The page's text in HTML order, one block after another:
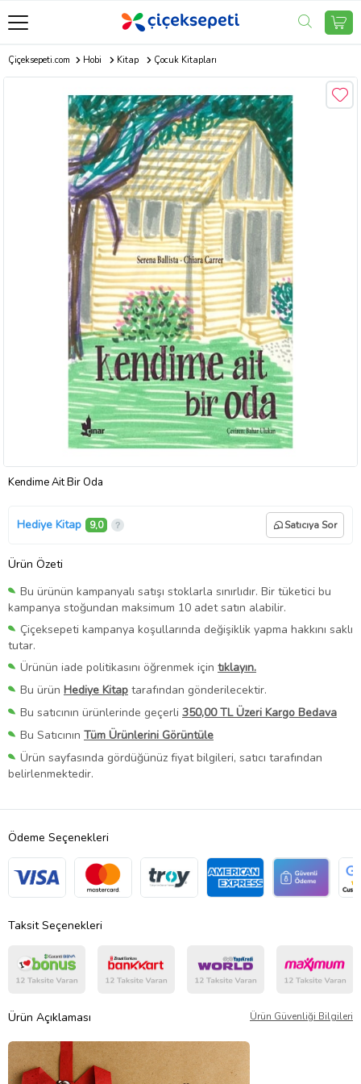
Çiçeksepeti.com Hobi Kitap Çocuk Kitapları
Kendime Ait Bir Oda
Hediye Kitap 9,0 Satıcıya Sor
Ürün Özeti
Bu ürünün kampanyalı satışı stoklarla sınırlıdır. Bir tüketici bu
kampanya stoğundan maksimum 10 adet satın alabilir.
Çiçeksepeti kampanya koşullarında değişiklik yapma hakkını saklı
tutar.
Ürünün iade politikasını öğrenmek için tıklayın.
Bu ürün Hediye Kitap tarafından gönderilecektir.
Bu satıcının ürünlerinde geçerli 350,00 TL Üzeri Kargo Bedava
Bu Satıcının Tüm Ürünlerini Görüntüle
Ürün sayfasında gördüğünüz fiyat bilgileri, satıcı tarafından
belirlenmektedir.
Ödeme Seçenekleri
Taksit Seçenekleri
Ürün Açıklaması Ürün Güvenliği Bilgileri